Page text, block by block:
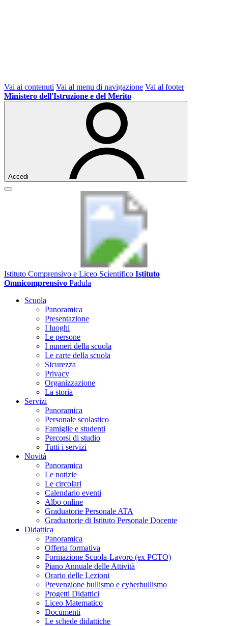
Vai ai contenuti Vai al menu di navigazione Vai al footer
Ministero dell'Istruzione e del Merito
Accedi
Istituto Comprensivo e Liceo Scientifico Istituto
Omnicomprensivo Padula
Scuola
Panoramica
Presentazione
I luoghi
Le persone
I numeri della scuola
Le carte della scuola
Sicurezza
Privacy
Organizzazione
La storia
Servizi
Panoramica
Personale scolastico
Famiglie e studenti
Percorsi di studio
Tutti i servizi
Novità
Panoramica
Le notizie
Le circolari
Calendario eventi
Albo online
Graduatorie Personale ATA
Graduatorie di Istituto Personale Docente
Didattica
Panoramica
Offerta formativa
Formazione Scuola-Lavoro (ex PCTO)
Piano Annuale delle Attività
Orario delle Lezioni
Prevenzione bullismo e cyberbullismo
Progetti Didattici
Liceo Matematico
Documenti
Le schede didattiche